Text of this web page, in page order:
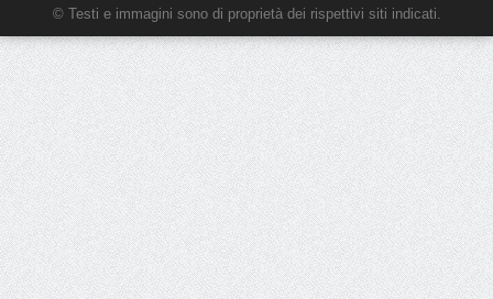
© Testi e immagini sono di proprietà dei rispettivi siti indicati.